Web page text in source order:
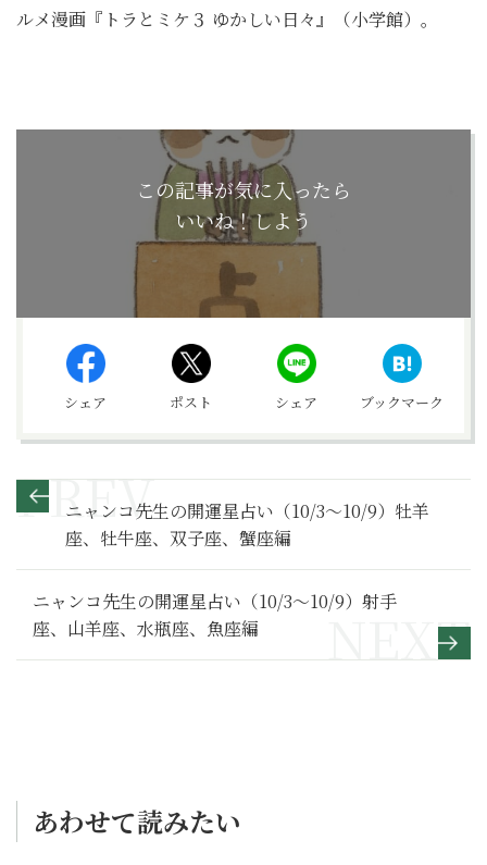
ルメ漫画『トラとミケ３ ゆかしい日々』（小学館）。
この記事が気に入ったら
いいね！しよう
シェア ポスト シェア ブックマーク
ニャンコ先生の開運星占い（10/3～10/9）牡羊
座、牡牛座、双子座、蟹座編
ニャンコ先生の開運星占い（10/3～10/9）射手
座、山羊座、水瓶座、魚座編
あわせて読みたい